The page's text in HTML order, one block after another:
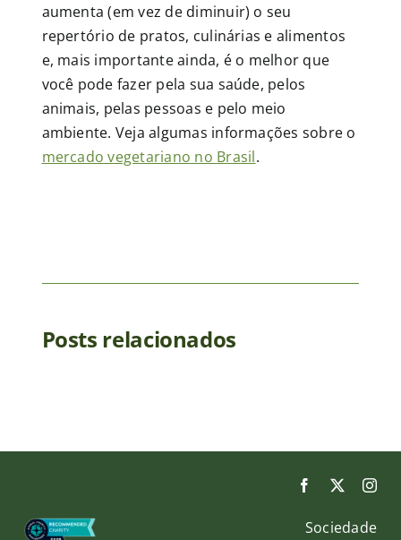
aumenta (em vez de diminuir) o seu
repertório de pratos, culinárias e alimentos
e, mais importante ainda, é o melhor que
você pode fazer pela sua saúde, pelos
animais, pelas pessoas e pelo meio
ambiente. Veja algumas informações sobre o
mercado vegetariano no Brasil.
Posts relacionados
Sociedade